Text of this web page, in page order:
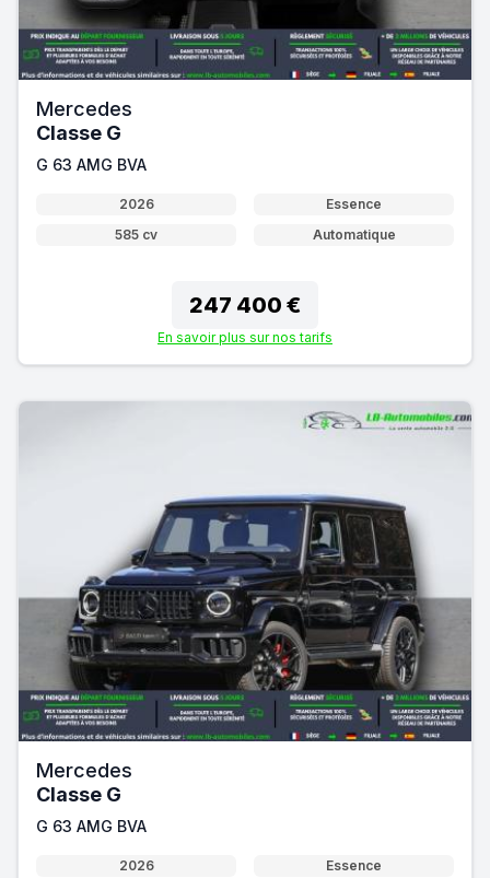
Mercedes
Classe G
G 63 AMG BVA
2026
Essence
585 cv
Automatique
247 400 €
En savoir plus sur nos tarifs
Mercedes
Classe G
G 63 AMG BVA
2026
Essence